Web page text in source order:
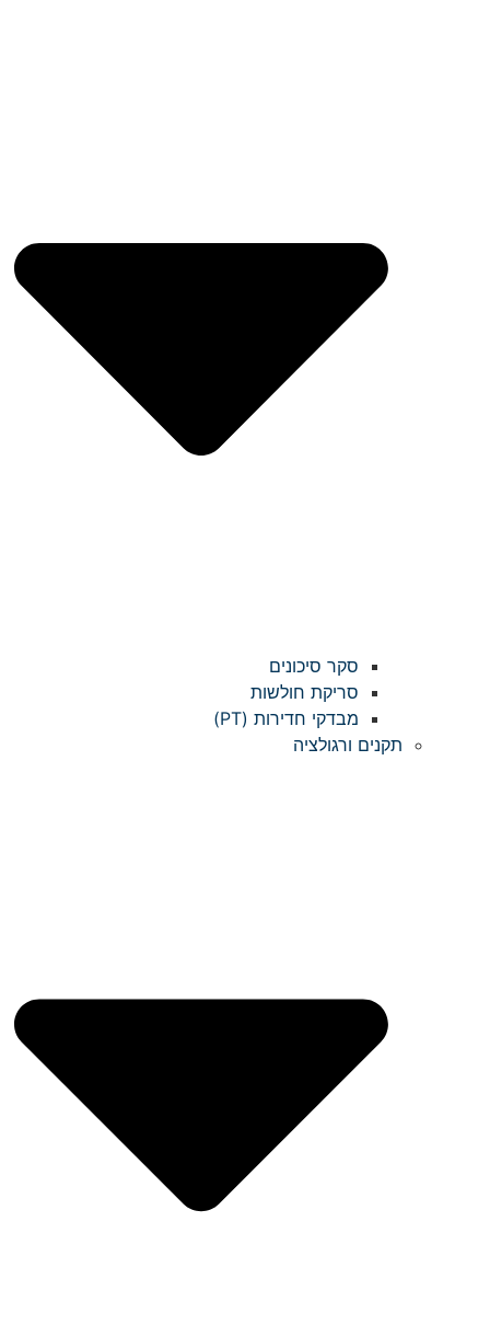
סקר סיכונים
סריקת חולשות
מבדקי חדירות (PT)
תקנים ורגולציה